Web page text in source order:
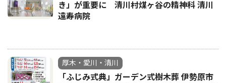
き」が重要に 清川村煤ヶ谷の精神科 清川
遠寿病院
厚木・愛川・清川
「ふじみ式典」ガーデン式樹木葬 伊勢原市